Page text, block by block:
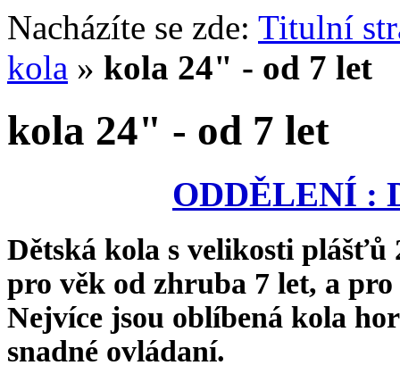
Nacházíte se zde: Titulní
kola » kola 24" - od 7 let
kola 24" - od 7 let
ODDĚLENÍ :
Dětská kola s velikosti
pro věk od zhruba 7 let, a
Nejvíce jsou oblíbená kola
snadné ovládaní.